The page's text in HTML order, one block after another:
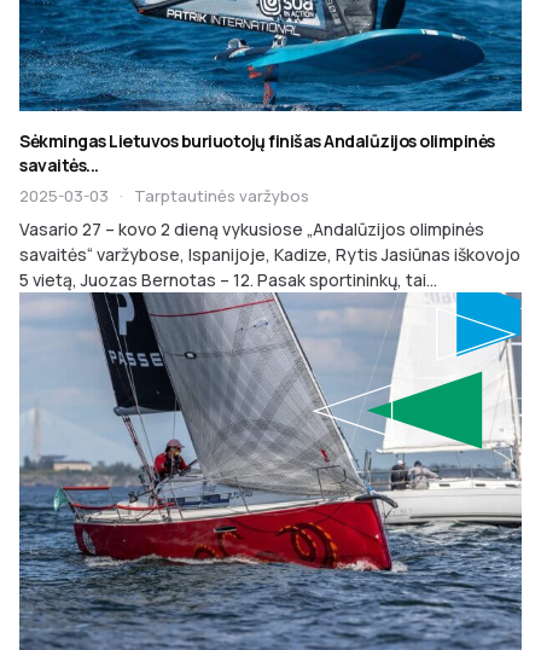
Sėkmingas Lietuvos buriuotojų finišas Andalūzijos olimpinės
savaitės...
2025-03-03 · Tarptautinės varžybos
Vasario 27 – kovo 2 dieną vykusiose „Andalūzijos olimpinės
savaitės“ varžybose, Ispanijoje, Kadize, Rytis Jasiūnas iškovojo
5 vietą, Juozas Bernotas – 12. Pasak sportininkų, tai...